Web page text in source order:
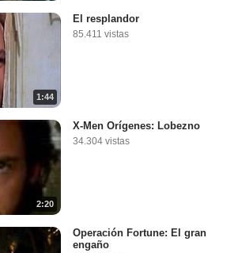
1:44
El resplandor
85.411 vistas
2:20
X-Men Orígenes: Lobezno
34.304 vistas
Operación Fortune: El gran
engaño